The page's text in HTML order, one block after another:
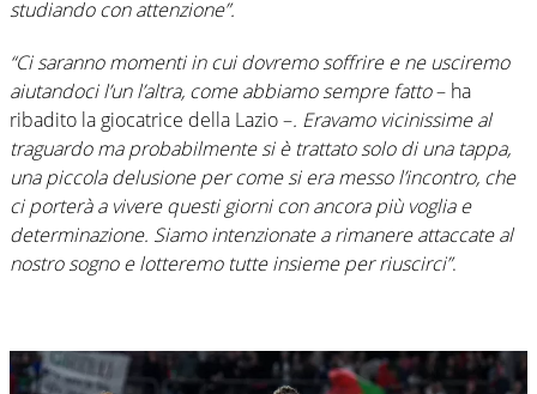
studiando con attenzione”.
“Ci saranno momenti in cui dovremo soffrire e ne usciremo
aiutandoci l’un l’altra, come abbiamo sempre fatto– ha
ribadito la giocatrice della Lazio –. Eravamo vicinissime al
traguardo ma probabilmente si è trattato solo di una tappa,
una piccola delusione per come si era messo l’incontro, che
ci porterà a vivere questi giorni con ancora più voglia e
determinazione. Siamo intenzionate a rimanere attaccate al
nostro sogno e lotteremo tutte insieme per riuscirci”.